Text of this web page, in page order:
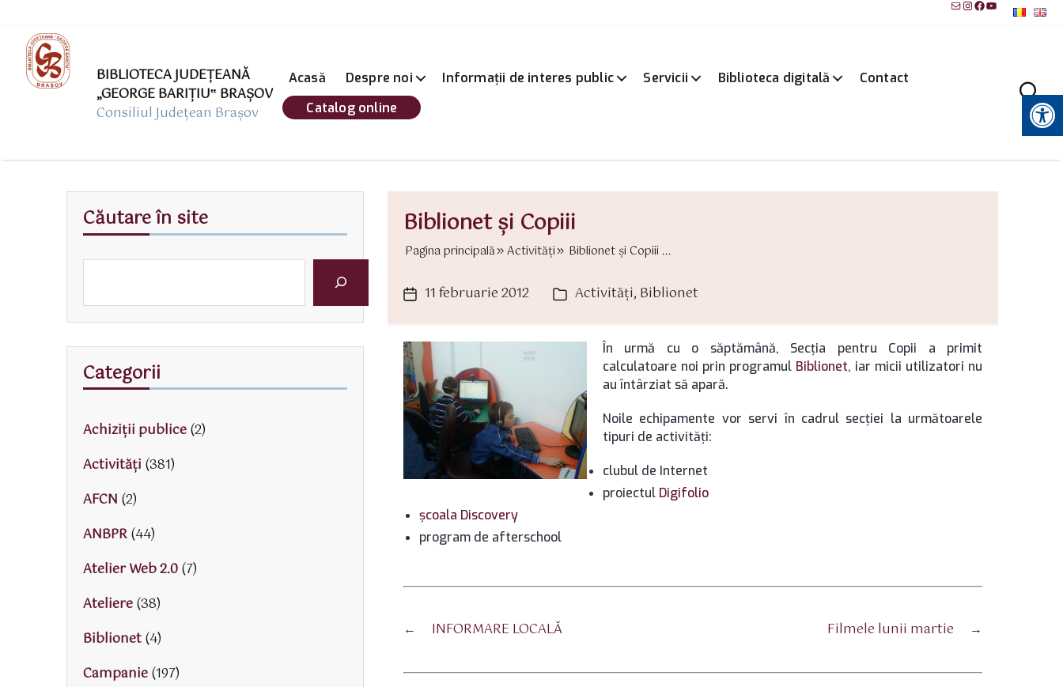
MailInstagram
Facebook
YouTube
BIBLIOTECA JUDEȚEANĂ
„GEORGE BARIŢIU‟ BRAŞOV
Consiliul Județean Brașov
Acasă Despre noi Informații de interes public Servicii Biblioteca digitală
Contact
Catalog online
Instrumente pentru accesibilitate
Biblionet şi Copiii
Pagina principală Activităţi Biblionet şi Copiii ...
Dată11 februarie 2012 Categorii
Activităţi, Biblionet
În urmă cu o săptămână, Secţia pentru Copii a primit
calculatoare noi prin programul Biblionet, iar micii utilizatori nu
au întârziat să apară.
Noile echipamente vor servi în cadrul secţiei la următoarele
tipuri de activităţi:
clubul de Internet
proiectul Digifolio
şcoala Discovery
program de afterschool
← INFORMARE LOCALĂ →
Filmele lunii martie
Căutare în site
Categorii
Achiziții publice(2)
Activităţi (381)
AFCN (2)
ANBPR(44)
Atelier Web 2.0(7)
Ateliere(38)
Biblionet(4)
Campanie(197)